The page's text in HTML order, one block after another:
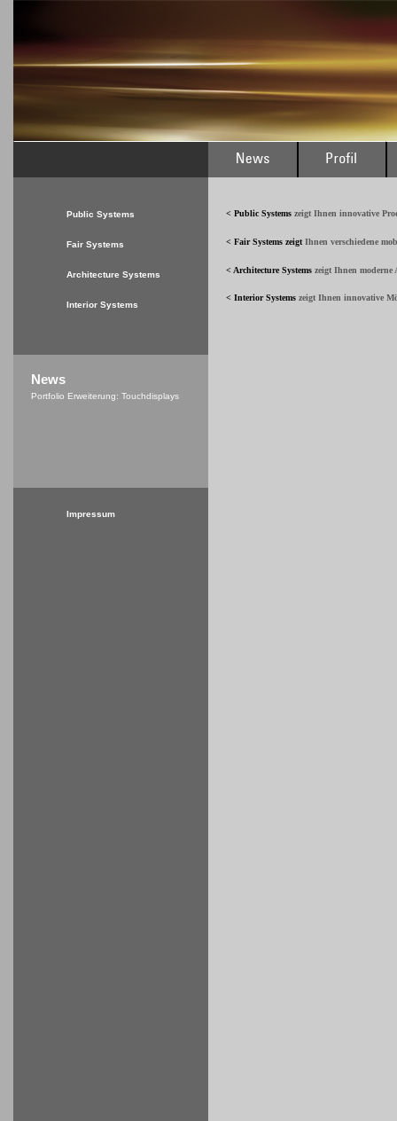
< Public Systems zeigt Ihnen innovative
< Fair Systems zeigt Ihnen verschiedene
< Architecture Systems zeigt Ihnen
< Interior Systems zeigt Ihnen innovative
Public Systems
Fair Systems
Architecture Systems
Interior Systems
News
Portfolio Erweiterung: Touchdisplays
Impressum